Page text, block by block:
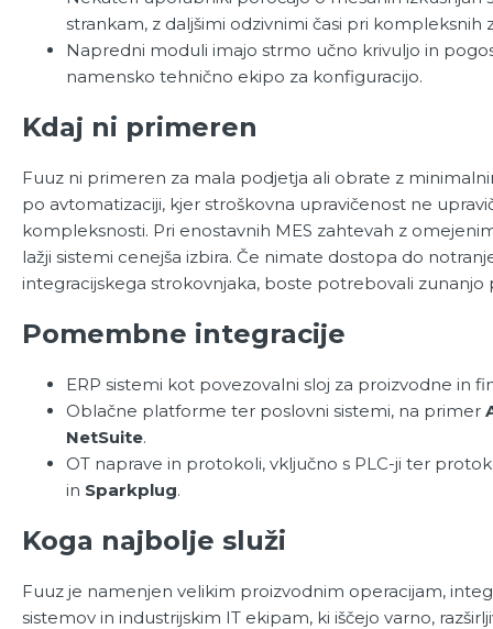
strankam, z daljšimi odzivnimi časi pri kompleksnih
Napredni moduli imajo strmo učno krivuljo in
namensko tehnično ekipo za konfiguracijo.
Kdaj ni primeren
Fuuz ni primeren za mala podjetja ali obrate z
po avtomatizaciji, kjer stroškovna upravičenost ne
kompleksnosti. Pri enostavnih MES zahtevah z
lažji sistemi cenejša izbira. Če nimate dostopa do
integracijskega strokovnjaka, boste potrebovali zunanjo
Pomembne integracije
ERP sistemi kot povezovalni sloj za proizvodne in
Oblačne platforme ter poslovni sistemi, na primer
NetSuite.
OT naprave in protokoli, vključno s PLC-ji ter
in Sparkplug.
Koga najbolje služi
Fuuz je namenjen velikim proizvodnim operacijam,
sistemov in industrijskim IT ekipam, ki iščejo varno,